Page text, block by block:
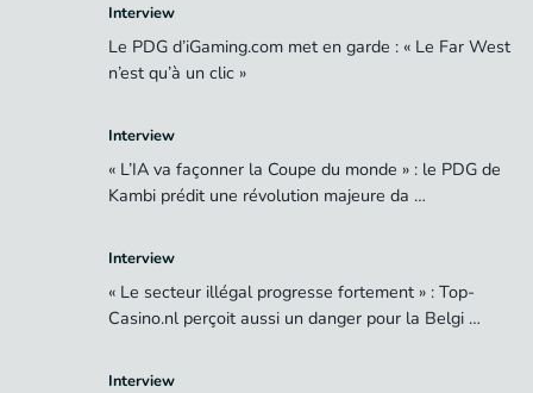
Interview
Le PDG d’iGaming.com met en garde : « Le Far West
n’est qu’à un clic »
Interview
« L’IA va façonner la Coupe du monde » : le PDG de
Kambi prédit une révolution majeure da …
Interview
« Le secteur illégal progresse fortement » : Top-
Casino.nl perçoit aussi un danger pour la Belgi …
Interview